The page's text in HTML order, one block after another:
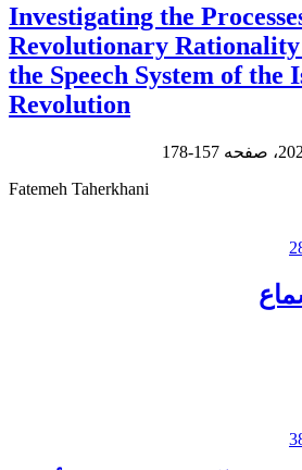
Investigating the
Revolutionary
the Speech System of the
Revolution
157-178
Fatemeh Taherkhani